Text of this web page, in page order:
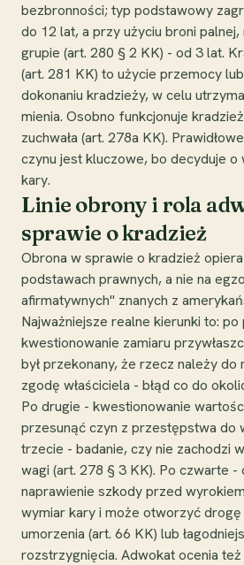
bezbronności; typ podstawowy
do 12 lat, a przy użyciu broni palnej,
grupie (art. 280 § 2 KK) - od 3 lat.
(art. 281 KK) to użycie przemocy
dokonaniu kradzieży, w celu
mienia. Osobno funkcjonuje
zuchwała (art. 278a KK).
czynu jest kluczowe, bo decyduje
kary.
Linie obrony i rola
sprawie o kradzież
Obrona w sprawie o kradzież
podstawach prawnych, a nie na
afirmatywnych" znanych z
Najważniejsze realne kierunki to:
kwestionowanie zamiaru
był przekonany, że rzecz należy do
zgodę właściciela - błąd co do
Po drugie - kwestionowanie
przesunąć czyn z przestępstwa do
trzecie - badanie, czy nie zachodzi
wagi (art. 278 § 3 KK). Po czwarte
naprawienie szkody przed
wymiar kary i może otworzyć
umorzenia (art. 66 KK) lub
rozstrzygnięcia. Adwokat ocenia